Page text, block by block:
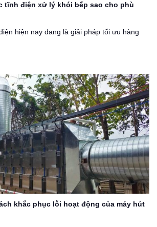
tĩnh điện xử lý khói bếp sao cho phù
hiện nay đang là giải pháp tối ưu hàng
khắc phục lỗi hoạt động của máy hút